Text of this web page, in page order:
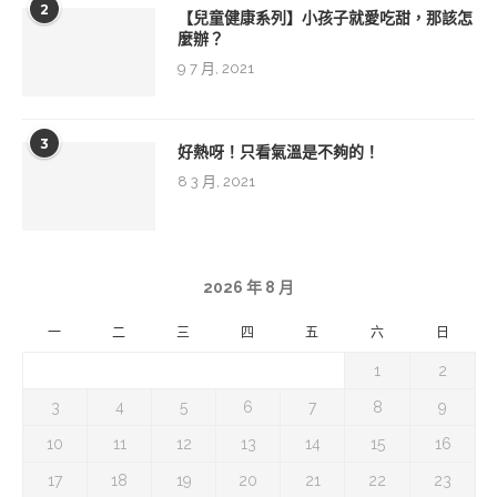
2
【兒童健康系列】小孩子就愛吃甜，那該怎
麼辦？
9 7 月, 2021
3 好熱呀！只看氣溫是不夠的！
8 3 月, 2021
2026 年 8 月
一 二 三 四 五 六 日
1 2
3 4 5 6 7 8 9
10 11 12 13 14 15 16
17 18 19 20 21 22 23